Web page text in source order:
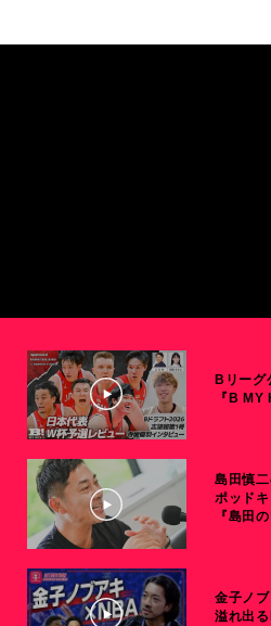
Bリーグ
『B MY
島田慎
ポッド
『島田
金子ノ
溢れ出